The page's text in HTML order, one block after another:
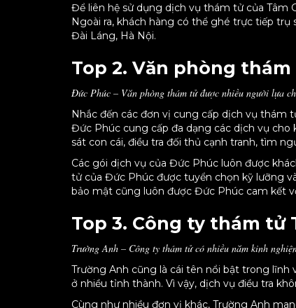
Để liên hệ sử dụng dịch vụ thám tử của Tâm
Ngoài ra, khách hàng có thể ghé trực tiếp trụ
Đài Láng, Hà Nội.
Top 2. Văn phòng
Đức Phúc – Văn phòng thám tử được nhiều người lựa
Nhắc đến các đơn vị cung cấp dịch vụ thám
Đức Phúc cung cấp đa dạng các dịch vụ cho
sát con cái, điều tra đối thủ cạnh tranh, tìm
Các gói dịch vụ của Đức Phúc luôn được
tử của Đức Phúc được tuyển chọn kỹ lưỡng
bảo mật cũng luôn được Đức Phúc cam kết
Top 3. Công ty thám tử
Trường Anh – Công ty thám tử có nhiều năm kinh
Trường Anh cũng là cái tên nổi bật trong
ở nhiều tỉnh thành. Vì vậy, dịch vụ điều tra
Cùng như nhiều đơn vị khác, Trường Anh